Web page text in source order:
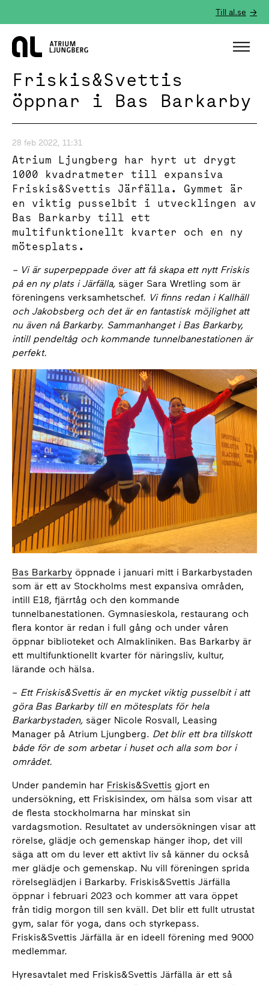
Till al.se
Hem
Friskis&Svettis
öppnar i Bas Barkarby
28 feb 2022, 11:31
Atrium Ljungberg har hyrt ut drygt
1000 kvadratmeter till expansiva
Friskis&Svettis Järfälla. Gymmet är
en viktig pusselbit i utvecklingen av
Bas Barkarby till ett
multifunktionellt kvarter och en ny
mötesplats.
– Vi är superpeppade över att få skapa ett nytt Friskis
på en ny plats i Järfälla, säger Sara Wretling som är
föreningens verksamhetschef. Vi finns redan i Kallhäll
och Jakobsberg och det är en fantastisk möjlighet att
nu även nå Barkarby. Sammanhanget i Bas Barkarby,
intill pendeltåg och kommande tunnelbanestationen är
perfekt.
Bas Barkarby öppnade i januari mitt i Barkarbystaden
som är ett av Stockholms mest expansiva områden,
intill E18, fjärrtåg och den kommande
tunnelbanestationen. Gymnasieskola, restaurang och
flera kontor är redan i full gång och under våren
öppnar biblioteket och Almakliniken. Bas Barkarby är
ett multifunktionellt kvarter för näringsliv, kultur,
lärande och hälsa.
– Ett Friskis&Svettis är en mycket viktig pusselbit i att
göra Bas Barkarby till en mötesplats för hela
Barkarbystaden, säger Nicole Rosvall, Leasing
Manager på Atrium Ljungberg. Det blir ett bra tillskott
både för de som arbetar i huset och alla som bor i
området.
Under pandemin har Friskis&Svettis gjort en
undersökning, ett Friskisindex, om hälsa som visar att
de flesta stockholmarna har minskat sin
vardagsmotion. Resultatet av undersökningen visar att
rörelse, glädje och gemenskap hänger ihop, det vill
säga att om du lever ett aktivt liv så känner du också
mer glädje och gemenskap. Nu vill föreningen sprida
rörelseglädjen i Barkarby. Friskis&Svettis Järfälla
öppnar i februari 2023 och kommer att vara öppet
från tidig morgon till sen kväll. Det blir ett fullt utrustat
gym, salar för yoga, dans och styrkepass.
Friskis&Svettis Järfälla är en ideell förening med 9000
medlemmar.
Hyresavtalet med Friskis&Svettis Järfälla är ett så